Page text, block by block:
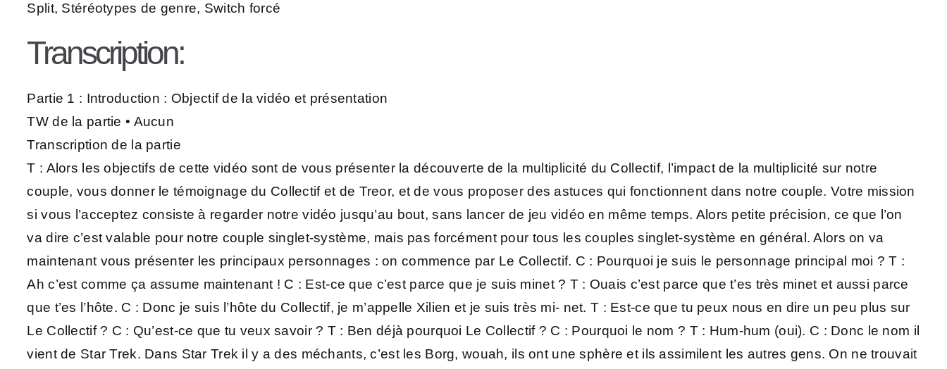
Split, Stéréotypes de genre, Switch forcé
Transcription:
Partie 1 : Introduction : Objectif de la vidéo et présentation
TW de la partie • Aucun
Transcription de la partie
T : Alors les objectifs de cette vidéo sont de vous présenter la découverte de la multiplicité du Collectif, l’impact de la multiplicité sur notre
couple, vous donner le témoignage du Collectif et de Treor, et de vous proposer des astuces qui fonctionnent dans notre couple. Votre mission
si vous l’acceptez consiste à regarder notre vidéo jusqu’au bout, sans lancer de jeu vidéo en même temps. Alors petite précision, ce que l’on
va dire c’est valable pour notre couple singlet-système, mais pas forcément pour tous les couples singlet-système en général. Alors on va
maintenant vous présenter les principaux personnages : on commence par Le Collectif. C : Pourquoi je suis le personnage principal moi ? T :
Ah c’est comme ça assume maintenant ! C : Est-ce que c’est parce que je suis minet ? T : Ouais c’est parce que t’es très minet et aussi parce
que t’es l’hôte. C : Donc je suis l’hôte du Collectif, je m’appelle Xilien et je suis très mi- net. T : Est-ce que tu peux nous en dire un peu plus sur
Le Collectif ? C : Qu’est-ce que tu veux savoir ? T : Ben déjà pourquoi Le Collectif ? C : Pourquoi le nom ? T : Hum-hum (oui). C : Donc le nom il
vient de Star Trek. Dans Star Trek il y a des méchants, c’est les Borg, wouah, ils ont une sphère et ils assimilent les autres gens. On ne trouvait